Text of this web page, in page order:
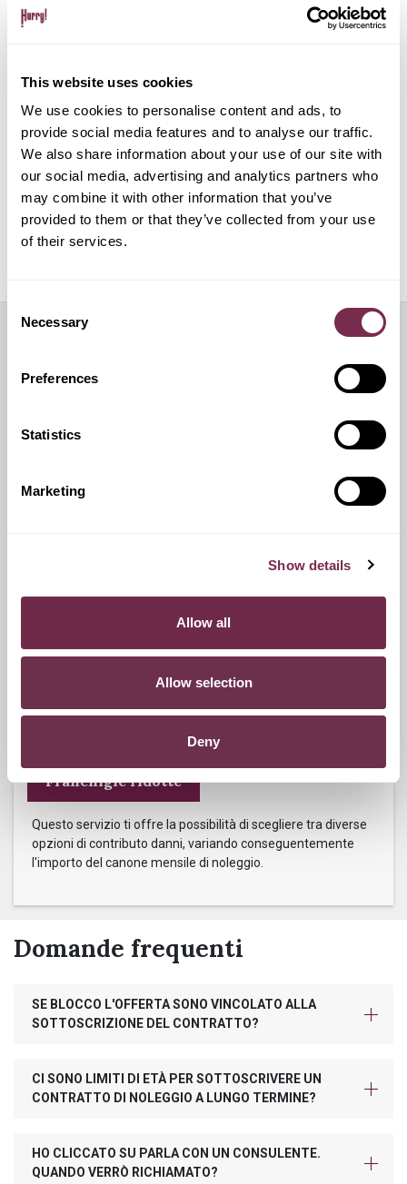
This website uses cookies
We use cookies to personalise content and ads, to
provide social media features and to analyse our traffic.
We also share information about your use of our site with
our social media, advertising and analytics partners who
may combine it with other information that you’ve
provided to them or that they’ve collected from your use
of their services.
Consent
Selection
Necessary
Preferences
Statistics
Marketing
Show details
Allow all
Allow selection
Deny
Gestione pratiche amministrative e multe
Gestione del noleggio tramite app su dispositivo
mobile
ALPHABET PAPERLESS Digital Onboarding
Off Mode: sospensione temporanea del noleggio
Ritiro Usato
I nostri esperti ti forniranno una valutazione gratuita della
Durante i mesi invernali potrai equipaggiare la tua vettura
dotazione), o in alternativa, qualora fosse possibile, con
Franchigie ridotte
Questo servizio ti offre la possibilità di scegliere tra diverse
opzioni di contributo danni, variando conseguentemente
l'importo del canone mensile di noleggio.
Domande frequenti
SE BLOCCO L'OFFERTA SONO VINCOLATO ALLA
SOTTOSCRIZIONE DEL CONTRATTO?
CI SONO LIMITI DI ETÀ PER SOTTOSCRIVERE UN
CONTRATTO DI NOLEGGIO A LUNGO TERMINE?
HO CLICCATO SU PARLA CON UN CONSULENTE.
QUANDO VERRÒ RICHIAMATO?